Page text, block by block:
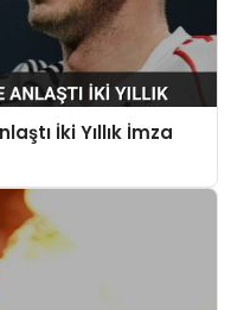
İki Yıllık İmza